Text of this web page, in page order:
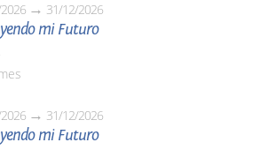
31/12/2026
mi Futuro
31/12/2026
mi Futuro